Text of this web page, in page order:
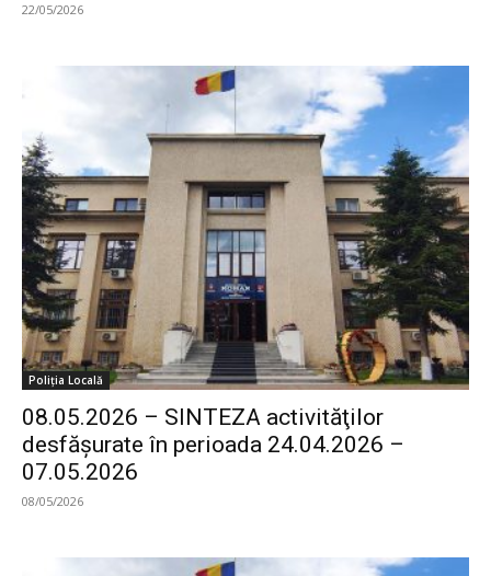
22/05/2026
Poliția Locală
08.05.2026 – SINTEZA activităţilor
desfăşurate în perioada 24.04.2026 –
07.05.2026
08/05/2026